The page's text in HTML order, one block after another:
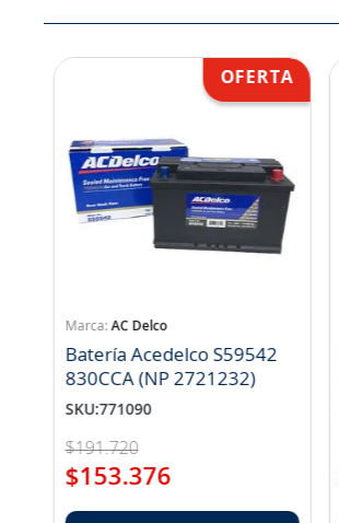
AC Delco
Batería Acedelco S59542
830CCA (NP 2721232)
SKU:771090
$191.720
$153.376